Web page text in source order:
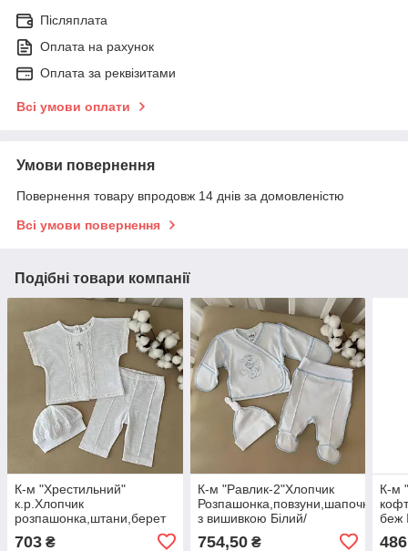
Післяплата
Оплата на рахунок
Оплата за реквізитами
Всі умови оплати
Умови повернення
Повернення товару впродовж 14 днів за домовленістю
Всі умови повернення
Подібні товари компанії
К-м "Хрестильний"
к.р.Хлопчик
розпашонка,штани,берет
арт.27081363 Зріст 56-
703 ₴
К-м "Равлик-2"Хлопчик
Розпашонка,повзуни,шапочка
з вишивкою Білий/
арт.27078157 Зріст
754,50₴
К-м
беж
486